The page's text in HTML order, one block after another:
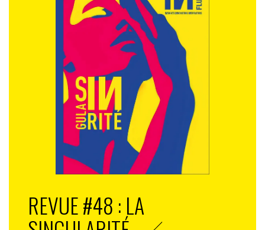
REVUE #48 : LA